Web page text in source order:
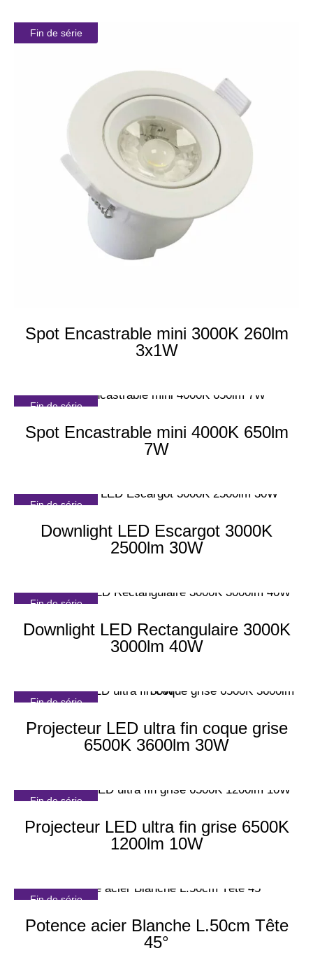
Fin de série
Spot Encastrable mini 3000K 260lm
3x1W
Fin de série
Spot Encastrable mini 4000K 650lm
7W
Fin de série
Downlight LED Escargot 3000K
2500lm 30W
Fin de série
Downlight LED Rectangulaire 3000K
3000lm 40W
Fin de série
Projecteur LED ultra fin coque grise
6500K 3600lm 30W
Fin de série
Projecteur LED ultra fin grise 6500K
1200lm 10W
Fin de série
Potence acier Blanche L.50cm Tête
45°